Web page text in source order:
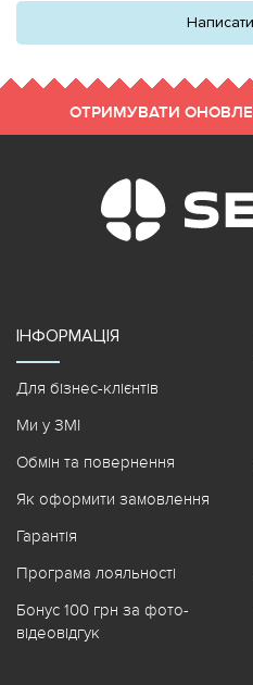
ОТРИМУВАТИ
ІНФОРМАЦІЯ
Для бізнес-клієнтів
Ми у ЗМІ
Обмін та повернення
Як оформити замовлення
Гарантія
Програма лояльності
Бонус 100 грн за фото-
відеовідгук